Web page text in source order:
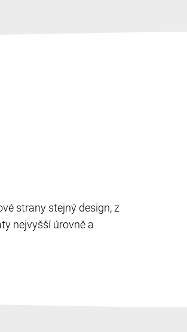
strany stejný design, z
nejvyšší úrovně a